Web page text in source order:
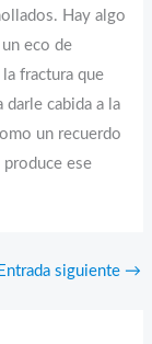
Hay algo
eco de
fractura que
darle cabida a la
un recuerdo
ese
Entrada siguiente →